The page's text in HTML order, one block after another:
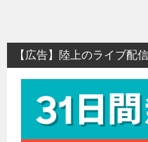
【広告】陸上のライブ配